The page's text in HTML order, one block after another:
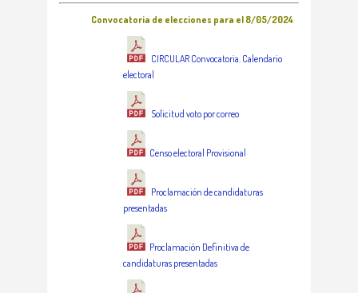
Convocatoria de elecciones para el 8/05/2024
CIRCULAR Convocatoria. Calendario
electoral
Solicitud voto por correo
Censo electoral Provisional
Proclamación de candidaturas
presentadas
Proclamación Definitiva de
candidaturas presentadas